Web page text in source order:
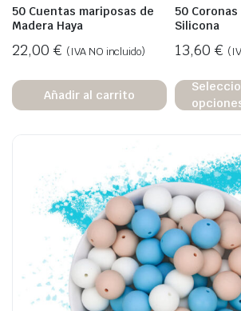
50 Cuentas mariposas de
Madera Haya
22,00 € (IVA NO incluido)
Añadir al carrito
50
Silicona
13,60 €